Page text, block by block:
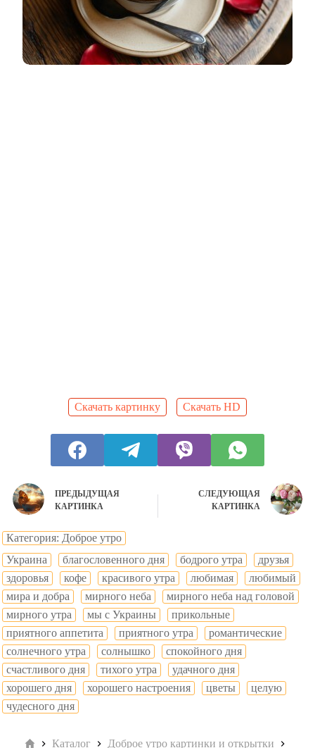
Скачать картинку Скачать HD
ПРЕДЫДУЩАЯ
КАРТИНКА
СЛЕДУЮЩАЯ
КАРТИНКА
Категория: Доброе утро
Украина
благословенного дня бодрого утра
друзья
здоровья
кофе красивого утра любимая
любимый
мира и добра
мирного неба
мирного неба над головой
мирного утра
мы с Украины
прикольные
приятного аппетита
приятного утра
романтические
солнечного утра
солнышко
спокойного дня
счастливого дня
тихого утра
удачного дня
хорошего дня
хорошего настроения цветы
целую
чудесного дня
ГлавнаяКаталог
Доброе утро картинки и открытки